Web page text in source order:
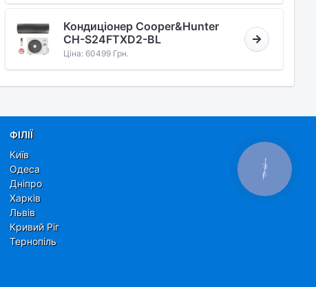
Кондиціонер Cooper&Hunter
CH-S24FTXD2-BL
Ціна: 60499 Грн.
ФІЛІЇ
Київ
Одеса
Дніпро
Харків
Львів
Кривий Ріг
Тернопіль
КНОПКА
ЗВ'ЯЗКУ